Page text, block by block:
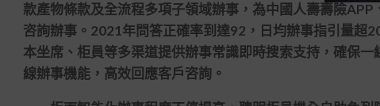
款產物條款及全流程多項子領域辦事，為中國人壽壽險
咨詢辦事。2021年問答正確率到達92，日均辦事指引量超
本坐席、柜員等多渠道提供辦事常識即時搜索支持，確保
線辦事機能，高效回應客戶咨詢。